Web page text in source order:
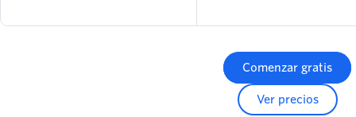
Comenzar gratis
Ver precios